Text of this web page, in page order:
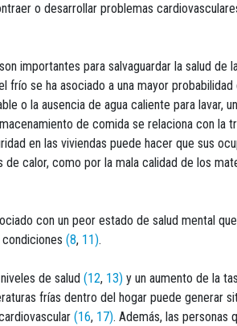
o desarrollar problemas
importantes para salvaguardar la salud de
se ha asociado a una mayor
o la ausencia de agua caliente para lavar,
de comida se relaciona con la
en las viviendas puede hacer que sus
calor, como por la mala calidad de los
con un peor estado de salud mental
(8, 11).
de salud (12, 13) y un aumento de la
frías dentro del hogar puede generar
(16, 17). Además, las personas